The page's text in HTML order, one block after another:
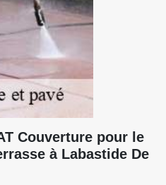
Couverture pour le
à Labastide De